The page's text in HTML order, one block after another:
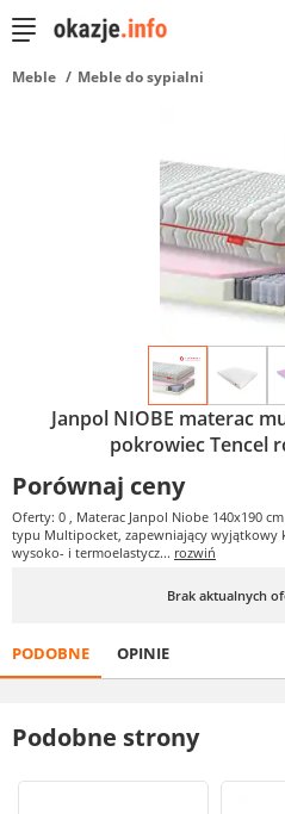
Meble Meble do sypialni
Janpol NIOBE materac
pokrowiec Tencel
Porównaj ceny
Oferty: 0 , Materac Janpol Niobe 140x190
typu Multipocket, zapewniający wyjątkowy
wysoko- i termoelastycz... rozwiń
Brak aktualnych
PODOBNE OPINIE
Podobne strony